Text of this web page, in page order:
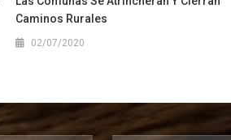
Caminos Rurales
02/07/2020